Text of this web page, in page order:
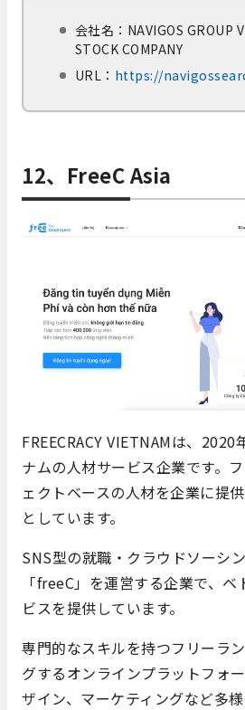
会社名： NAVIGOS GROUP
STOCK COMPANY
URL： https://
12、FreeC Asia
FREECRACY VIETNAMは、
ナムの人材サービス企業です。
ェクトベースの人材を企業に提
としています。
SNS型の就職・クラウドソーシ
「freeC」を運営する企業で、
ビスを提供しています。
専門的なスキルを持つフリーラ
グするオンラインプラットフォ
ザイン、マーケティングなど多